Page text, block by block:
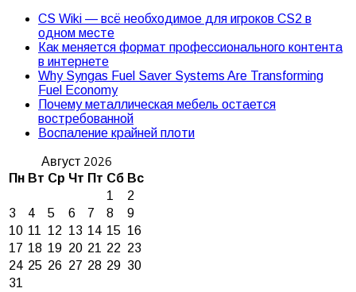
CS Wiki — всё необходимое для игроков CS2 в
одном месте
Как меняется формат профессионального контента
в интернете
Why Syngas Fuel Saver Systems Are Transforming
Fuel Economy
Почему металлическая мебель остается
востребованной
Воспаление крайней плоти
Август 2026
Пн Вт Ср Чт Пт Сб Вс
1
2
3
4 5 6 7 8
9
10 11 12 13 14 15 16
17 18 19 20 21 22 23
24 25 26 27 28 29 30
31